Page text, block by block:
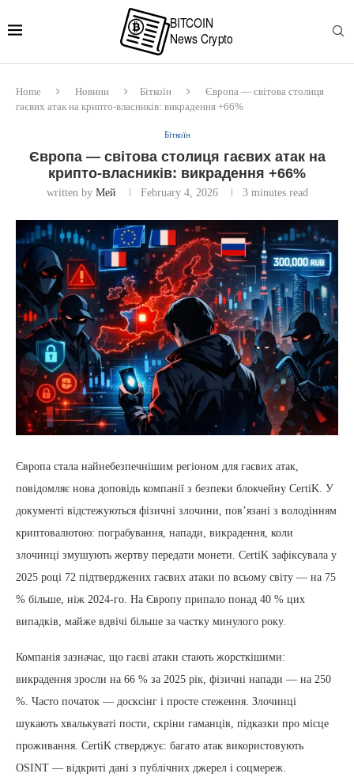
Home Новини Біткоїн
Європа — світова столиця
гаєвих атак на крипто-власників: викрадення +66%
Біткоїн
Європа — світова столиця гаєвих атак на
крипто-власників: викрадення +66%
written by Мей February 4, 2026 3 minutes read
Європа стала найнебезпечнішим регіоном для гаєвих атак,
повідомляє нова доповідь компанії з безпеки блокчейну CertiK. У
документі відстежуються фізичні злочини, пов’язані з володінням
криптовалютою: пограбування, напади, викрадення, коли
злочинці змушують жертву передати монети. CertiK зафіксувала у
2025 році 72 підтверджених гаєвих атаки по всьому світу — на 75
% більше, ніж 2024-го. На Європу припало понад 40 % цих
випадків, майже вдвічі більше за частку минулого року.
Компанія зазначає, що гаєві атаки стають жорсткішими:
викрадення зросли на 66 % за 2025 рік, фізичні напади — на 250
%. Часто початок — досксінг і просте стеження. Злочинці
шукають хвалькуваті пости, скріни гаманців, підказки про місце
проживання. CertiK стверджує: багато атак використовують
OSINT — відкриті дані з публічних джерел і соцмереж.